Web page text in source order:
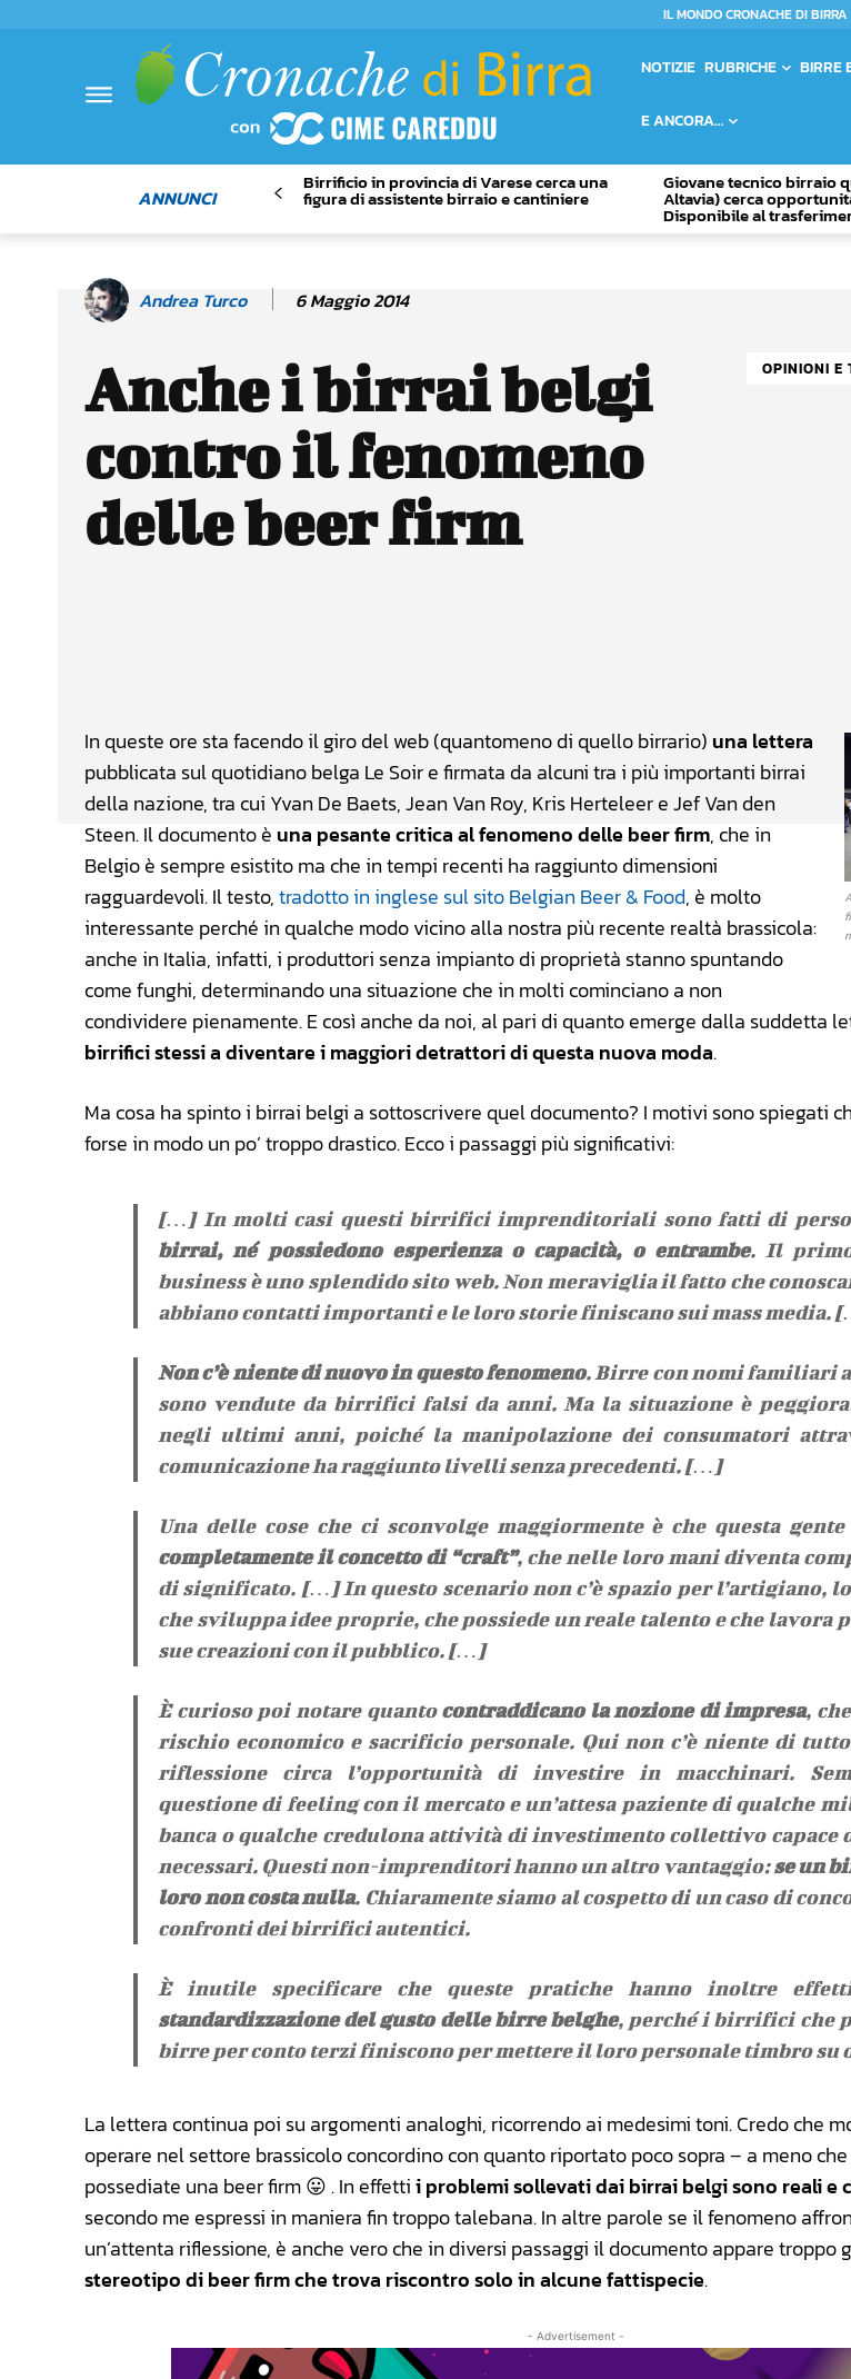
IL MONDO CRONACHE DI BIRRA
NOTIZIE RUBRICHE BIRRE
E ANCORA…
ANNUNCI
Birrificio in provincia di Varese cerca una
figura di assistente birraio e cantiniere
Giovane tecnico birraio
Altavia) cerca
Disponibile al
Andrea Turco 6 Maggio 2014
Anche i birrai belgi
contro il fenomeno
delle beer firm
OPINIONI E
In queste ore sta facendo il giro del web (quantomeno di quello birrario) una lettera
pubblicata sul quotidiano belga Le Soir e firmata da alcuni tra i più importanti birrai
della nazione, tra cui Yvan De Baets, Jean Van Roy, Kris Herteleer e Jef Van den
Steen. Il documento è una pesante critica al fenomeno delle beer firm, che in
Belgio è sempre esistito ma che in tempi recenti ha raggiunto dimensioni
ragguardevoli. Il testo,tradotto in inglese sul sito Belgian Beer & Food, è molto
interessante perché in qualche modo vicino alla nostra più recente realtà brassicola:
anche in Italia, infatti, i produttori senza impianto di proprietà stanno spuntando
come funghi, determinando una situazione che in molti cominciano a non
condividere pienamente. E così anche da noi, al pari di quanto emerge dalla suddetta
birrifici stessi a diventare i maggiori detrattori di questa nuova moda.
Ma cosa ha spinto i birrai belgi a sottoscrivere quel documento? I motivi sono spiegati
forse in modo un po’ troppo drastico. Ecco i passaggi più significativi:
[…] In molti casi questi birrifici imprenditoriali sono fatti di
birrai, né possiedono esperienza o capacità, o entrambe. Il
business è uno splendido sito web. Non meraviglia il fatto che
abbiano contatti importanti e le loro storie finiscano sui mass media.
Non c’è niente di nuovo in questo fenomeno. Birre con nomi familiari
sono vendute da birrifici falsi da anni. Ma la situazione è
negli ultimi anni, poiché la manipolazione dei consumatori
comunicazione ha raggiunto livelli senza precedenti. […]
Una delle cose che ci sconvolge maggiormente è che questa gente
completamente il concetto di “craft”, che nelle loro mani diventa
di significato. […] In questo scenario non c’è spazio per l’artigiano,
che sviluppa idee proprie, che possiede un reale talento e che lavora
sue creazioni con il pubblico. […]
È curioso poi notare quantocontraddicano la nozione di impresa,
rischio economico e sacrificio personale. Qui non c’è niente di tutto
riflessione circa l’opportunità di investire in macchinari.
questione di feeling con il mercato e un’attesa paziente di qualche
banca o qualche credulona attività di investimento collettivo
necessari. Questi non-imprenditori hanno un altro vantaggio:se un
loro non costa nulla. Chiaramente siamo al cospetto di un caso di
confronti dei birrifici autentici.
È inutile specificare che queste pratiche hanno inoltre
standardizzazione del gusto delle birre belghe, perché i birrifici che
birre per conto terzi finiscono per mettere il loro personale timbro su
La lettera continua poi su argomenti analoghi, ricorrendo ai medesimi toni. Credo che
operare nel settore brassicolo concordino con quanto riportato poco sopra – a meno
possediate una beer firm 😛 . In effettii problemi sollevati dai birrai belgi sono reali e
secondo me espressi in maniera fin troppo talebana. In altre parole se il fenomeno
un’attenta riflessione, è anche vero che in diversi passaggi il documento appare troppo
stereotipo di beer firm che trova riscontro solo in alcune fattispecie.
- Advertisement -